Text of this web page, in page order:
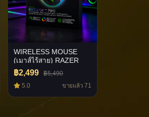
WIRELESS MOUSE
(เมาส์ไร้สาย) RAZER
BASILISK V3 PRO
฿2,499 ฿5,490
5.0 ขายแล้ว 71